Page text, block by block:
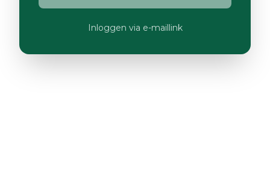
Inloggen via e-maillink